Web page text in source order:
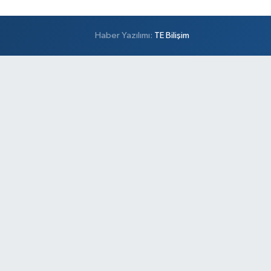
Haber Yazılımı: TE Bilişim